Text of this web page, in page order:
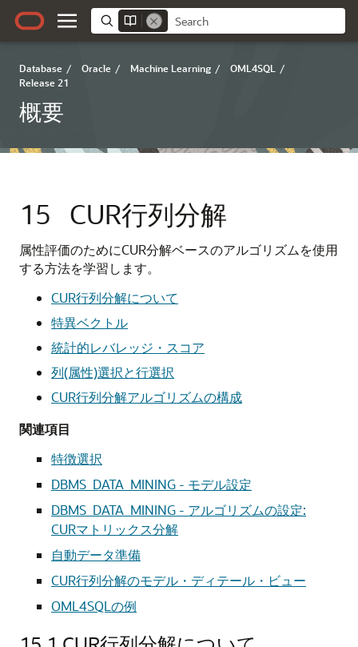
Database / Oracle / Machine Learning / OML4SQL
/
Release 21
概要
15 CUR行列分解
属性評価のためにCUR分解ベースのアルゴリズムを使用
する方法を学習します。
CUR行列分解について
特異ベクトル
統計的レバレッジ・スコア
列(属性)選択と行選択
CUR行列分解アルゴリズムの構成
関連項目
特徴選択
DBMS_DATA_MINING - モデル設定
DBMS_DATA_MINING - アルゴリズムの設定:
CURマトリックス分解
自動データ準備
CUR行列分解のモデル・ディテール・ビュー
OML4SQLの例